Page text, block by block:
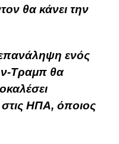
θα κάνει την
ενός
Τραμπ θα
ΗΠΑ, όποιος